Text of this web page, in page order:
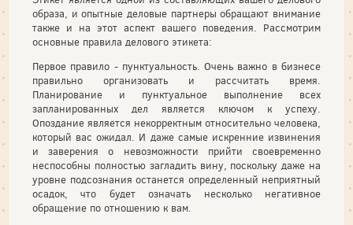
образа, и опытные деловые партнеры обращают внимание
также и на этот аспект вашего поведения. Рассмотрим
основные правила делового этикета:
Первое правило - пунктуальность. Очень важно в бизнесе
правильно организовать и рассчитать время.
Планирование и пунктуальное выполнение всех
запланированных дел является ключом к успеху.
Опоздание является некорректным относительно человека,
который вас ожидал. И даже самые искренние извинения
и заверения о невозможности прийти своевременно
неспособны полностью загладить вину, поскольку даже на
уровне подсознания останется определенный неприятный
осадок, что будет означать несколько негативное
обращение по отношению к вам.